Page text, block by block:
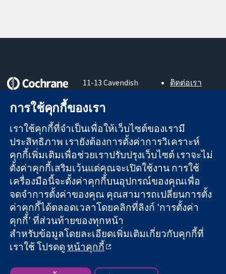
หลักฐานที่เชื่อถือ
ได้
สู่การตัดสินใจ
อย่างมีข้อมูล
เพื่อสุขภาพที่ดีขึ้น
11-13 Cavendish
London
United Kingdom
ติดต่อเรา
About us
ตำแหน่งงาน
Cochrane
Library
The Cochrane Collaboration เป็นองค์กรการกุศล (เลขที่ 1045921)
และบริษัทจำกัดโดยการค้ำประกัน (เลขที่ 03044323) ที่จดทะเบียน
ในอังกฤษและเวลส์ หมายเลขจดทะเบียนภาษีมูลค่าเพิ่ม GB 718
2127 49
สงวนลิขสิทธิ์ © 2026 The Cochrane Collaboration
การใช้คุกกี้ของเรา
เราใช้คุกกี้ที่จำเป็นเพื่อให้เว็บไซต์ของเรามี
ประสิทธิภาพ เรายังต้องการตั้งค่าการวิเคราะห์
คุกกี้เพิ่มเติมเพื่อช่วยเราปรับปรุงเว็บไซต์ เราจะไม่
ตั้งค่าคุกกี้เสริมเว้นแต่คุณจะเปิดใช้งาน การใช้
เครื่องมือนี้จะตั้งค่าคุกกี้บนอุปกรณ์ของคุณเพื่อ
จดจำการตั้งค่าของคุณ คุณสามารถเปลี่ยนการตั้ง
ค่าคุกกี้ได้ตลอดเวลาโดยคลิกที่ลิงก์ 'การตั้งค่า
คุกกี้' ที่ส่วนท้ายของทุกหน้า
สำหรับข้อมูลโดยละเอียดเพิ่มเติมเกี่ยวกับคุกกี้ที่
เราใช้ โปรดดู หน้าคุกกี้